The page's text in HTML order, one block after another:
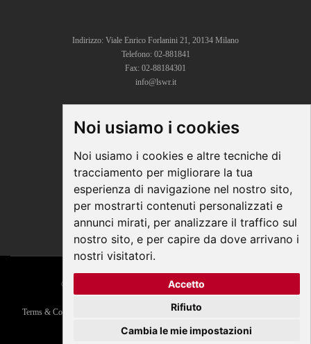
Noi usiamo i cookies
Noi usiamo i cookies e altre tecniche di
tracciamento per migliorare la tua
esperienza di navigazione nel nostro sito,
per mostrarti contenuti personalizzati e
annunci mirati, per analizzare il traffico sul
nostro sito, e per capire da dove arrivano i
nostri visitatori.
Accetto
Rifiuto
Cambia le mie impostazioni
Indirizzo: Viale Enrico Forlanini 21, 20134 Milano
Telefono: 02-881841
Fax: 02-88184301
info@lswr.it
CONNECT
Linkedin
Instagram
Youtube
© COPYRIGHT 2026 All Rights Reserved - Edra Media
Terms & Conditions
Regolamento ECM
Responsabile della Protezione dei Dati:
dpo@lswr.it